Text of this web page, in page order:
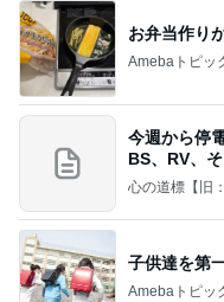
お弁当作り
Amebaトピッ
今週から停
BS、RV、
心の道標【旧
子供達を第
Amebaトピッ